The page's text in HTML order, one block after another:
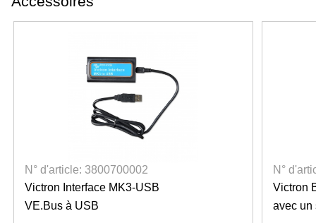
N° d'article: 3800700002
Victron Interface MK3-USB
VE.Bus à USB
N°
Victron
avec un